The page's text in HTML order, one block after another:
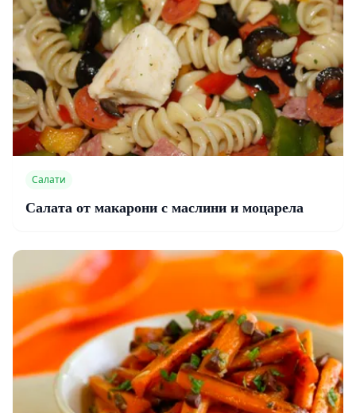
Салати
Салата от макарони с маслини и моцарела